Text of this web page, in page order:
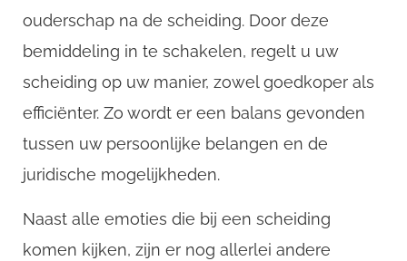
ouderschap na de scheiding. Door deze
bemiddeling in te schakelen, regelt u uw
scheiding op uw manier, zowel goedkoper als
efficiënter. Zo wordt er een balans gevonden
tussen uw persoonlijke belangen en de
juridische mogelijkheden.
Naast alle emoties die bij een scheiding
komen kijken, zijn er nog allerlei andere